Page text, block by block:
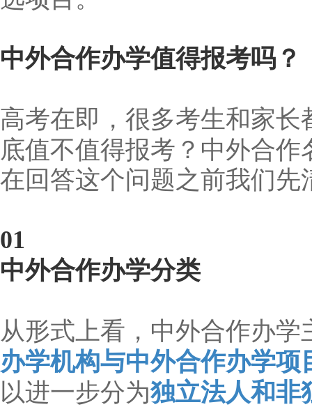
中外合作办学值得报考吗？
高考在即，很多考生和家长
底值不值得报考？中外合
在回答这个问题之前我们
01
中外合作办学分类
从形式上看，中外合作办学
办学机构与中外合作办学项
以进一步分为独立法人和非